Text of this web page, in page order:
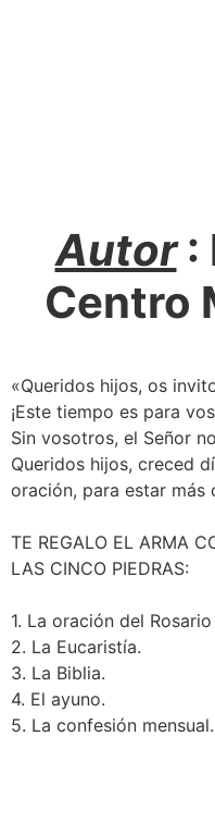
Autor:
Centro
«Queridos hijos, os
¡Este tiempo es para
Sin vosotros, el Señor
Queridos hijos, creced
oración, para estar más
TE REGALO EL ARMA
LAS CINCO PIEDRAS:
1. La oración del
2. La Eucaristía.
3. La Biblia.
4. El ayuno.
5. La confesión mensual.